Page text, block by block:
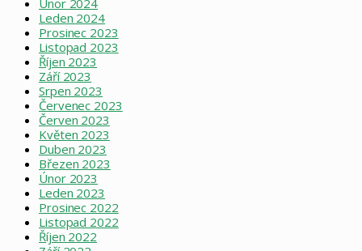
Leden 2024
Prosinec 2023
Listopad 2023
Říjen 2023
Září 2023
Srpen 2023
Červenec 2023
Červen 2023
Květen 2023
Duben 2023
Březen 2023
Únor 2023
Leden 2023
Prosinec 2022
Listopad 2022
Říjen 2022